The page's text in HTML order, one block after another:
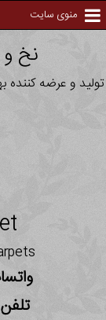
منوی سایت
نخ و
تولید و عرضه کننده
واتساپ و
تلفن